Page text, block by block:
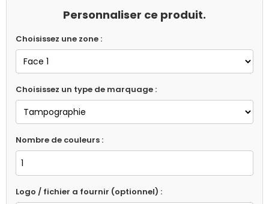
Personnaliser ce produit.
Choisissez une zone :
Choisissez un type de marquage :
Nombre de couleurs :
Logo / fichier a fournir (optionnel) :